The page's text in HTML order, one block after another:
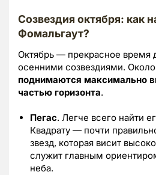
Созвездия октября: как
Фомальгаут?
Октябрь — прекрасное время
осенними созвездиями. Около
поднимаются максимально
частью горизонта.
Пегас. Легче всего найти
Квадрату — почти
звезд, которая висит
служит главным
неба.